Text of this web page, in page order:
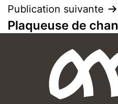
Publication suivante
Plaqueuse de